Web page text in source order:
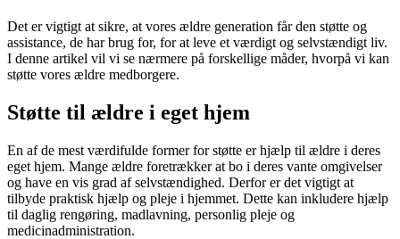
Det er vigtigt at sikre, at vores ældre generation får den støtte og
assistance, de har brug for, for at leve et værdigt og selvstændigt liv.
I denne artikel vil vi se nærmere på forskellige måder, hvorpå vi kan
støtte vores ældre medborgere.
Støtte til ældre i eget hjem
En af de mest værdifulde former for støtte er hjælp til ældre i deres
eget hjem. Mange ældre foretrækker at bo i deres vante omgivelser
og have en vis grad af selvstændighed. Derfor er det vigtigt at
tilbyde praktisk hjælp og pleje i hjemmet. Dette kan inkludere hjælp
til daglig rengøring, madlavning, personlig pleje og
medicinadministration.